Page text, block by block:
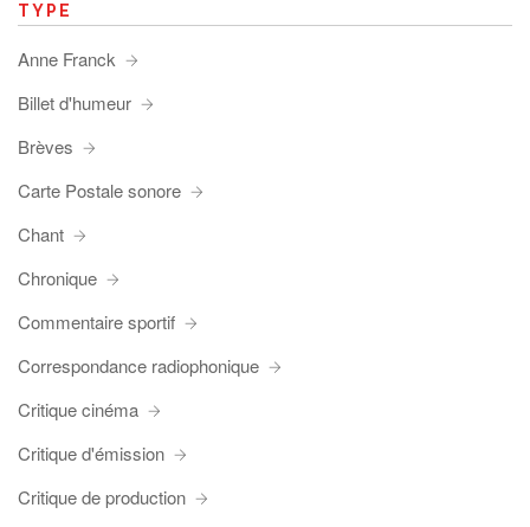
TYPE
Anne Franck
Billet d'humeur
Brèves
Carte Postale sonore
Chant
Chronique
Commentaire sportif
Correspondance radiophonique
Critique cinéma
Critique d'émission
Critique de production